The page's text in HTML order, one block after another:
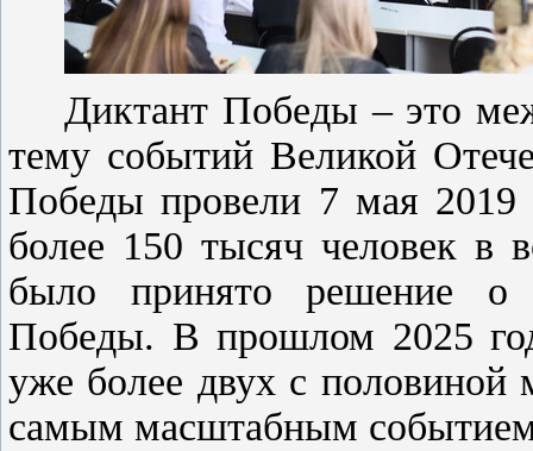
Диктант Победы – это
тему событий Великой
Победы провели 7 мая 2019
более 150 тысяч человек в
было принято решение о
Победы. В прошлом 2025
уже более двух с половиной
самым масштабным событием